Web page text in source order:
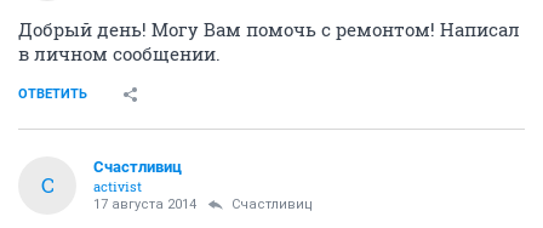
Добрый день! Могу Вам помочь с ремонтом! Написал
в личном сообщении.
ОТВЕТИТЬ
С
Счастливиц
activist
17 августа 2014 Счастливиц